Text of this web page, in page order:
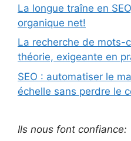
La longue traîne en
organique net!
La recherche de mots-
théorie, exigeante en
SEO : automatiser le
échelle sans perdre le
Ils nous font confiance: